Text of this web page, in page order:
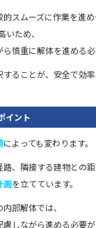
スムーズに作業を進め
ため、
慎重に解体を進める必
することが、安全で効
イント
によっても変わります。
、隣接する建物との距
画を立てています。
部解体では、
しながら進める必要が